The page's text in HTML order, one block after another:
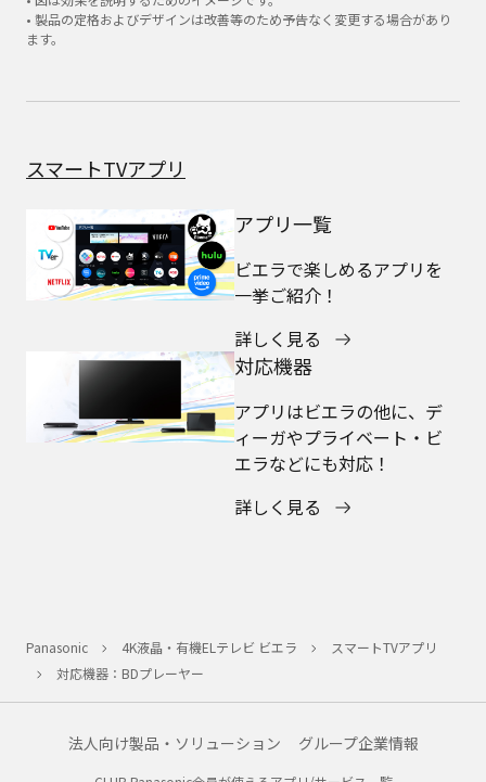
• 製品の定格およびデザインは改善等のため予告なく変更する場合があり
ます。
スマートTVアプリ
アプリ一覧
ビエラで楽しめるアプリを
一挙ご紹介！
詳しく見る
対応機器
アプリはビエラの他に、デ
ィーガやプライベート・ビ
エラなどにも対応！
詳しく見る
Panasonic 4K液晶・有機ELテレビ ビエラ
スマートTVアプリ
対応機器：BDプレーヤー
法人向け製品・ソリューション グループ企業情報